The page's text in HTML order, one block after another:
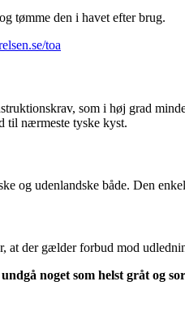
tømme den i havet efter brug.
toa
som i høj grad
til nærmeste tyske kyst.
og udenlandske både. Den
at der gælder forbud mod
noget som helst gråt og